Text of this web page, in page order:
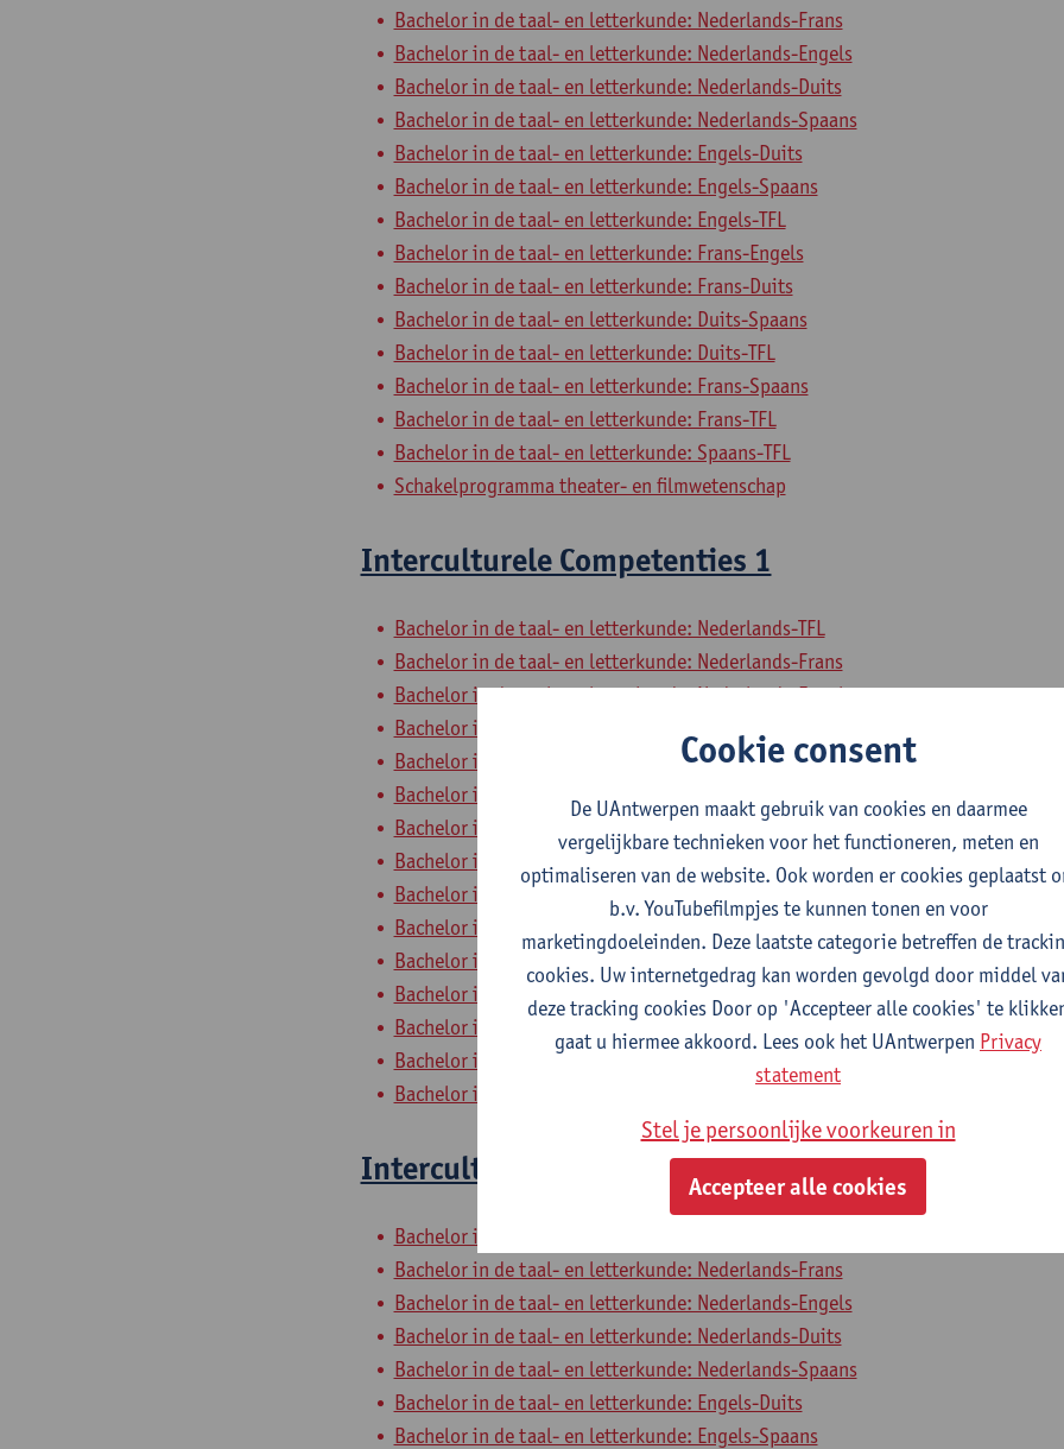
Bachelor in de taal- en letterkunde: Nederlands-Frans
Bachelor in de taal- en letterkunde: Nederlands-Engels
Bachelor in de taal- en letterkunde: Nederlands-Duits
Bachelor in de taal- en letterkunde: Nederlands-Spaans
Bachelor in de taal- en letterkunde: Engels-Duits
Bachelor in de taal- en letterkunde: Engels-Spaans
Bachelor in de taal- en letterkunde: Engels-TFL
Bachelor in de taal- en letterkunde: Frans-Engels
Bachelor in de taal- en letterkunde: Frans-Duits
Bachelor in de taal- en letterkunde: Duits-Spaans
Bachelor in de taal- en letterkunde: Duits-TFL
Bachelor in de taal- en letterkunde: Frans-Spaans
Bachelor in de taal- en letterkunde: Frans-TFL
Bachelor in de taal- en letterkunde: Spaans-TFL
Schakelprogramma theater- en filmwetenschap
Interculturele Competenties 1
Bachelor in de taal- en letterkunde: Nederlands-TFL
Bachelor in de taal- en letterkunde: Nederlands-Frans
Bachelor in de taal- en letterkunde: Nederlands-Engels
Bachelor in de taal- en letterkunde: Nederlands-Duits
Bachelor in de taal- en letterkunde: Nederlands-Spaans
Bachelor in de taal- en letterkunde: Engels-Duits
Bachelor in de taal- en letterkunde: Engels-Spaans
Bachelor in de taal- en letterkunde: Engels-TFL
Bachelor in de taal- en letterkunde: Frans-Engels
Bachelor in de taal- en letterkunde: Frans-Duits
Bachelor in de taal- en letterkunde: Duits-Spaans
Bachelor in de taal- en letterkunde: Duits-TFL
Bachelor in de taal- en letterkunde: Frans-Spaans
Bachelor in de taal- en letterkunde: Frans-TFL
Bachelor in de taal- en letterkunde: Spaans-TFL
Interculturele Competenties 2
Bachelor in de taal- en letterkunde: Nederlands-TFL
Bachelor in de taal- en letterkunde: Nederlands-Frans
Bachelor in de taal- en letterkunde: Nederlands-Engels
Bachelor in de taal- en letterkunde: Nederlands-Duits
Bachelor in de taal- en letterkunde: Nederlands-Spaans
Bachelor in de taal- en letterkunde: Engels-Duits
Bachelor in de taal- en letterkunde: Engels-Spaans
Cookie consent
De UAntwerpen maakt gebruik van cookies en daarmee
vergelijkbare technieken voor het functioneren, meten en
optimaliseren van de website. Ook worden er cookies geplaatst
b.v. YouTubefilmpjes te kunnen tonen en voor
marketingdoeleinden. Deze laatste categorie betreffen de
cookies. Uw internetgedrag kan worden gevolgd door middel
deze tracking cookies Door op 'Accepteer alle cookies' te
gaat u hiermee akkoord. Lees ook het UAntwerpen Privacy
statement
Stel je persoonlijke voorkeuren in
Accepteer alle cookies